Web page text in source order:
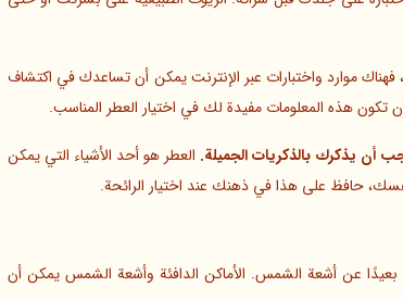
موارد واختبارات عبر الإنترنت يمكن أن تساعدك في اكتشاف
تكون هذه المعلومات مفيدة لك في اختيار العطر المناسب.
أن يذكرك بالذكريات الجميلة. العطر هو أحد الأشياء التي يمكن
حافظ على هذا في ذهنك عند اختيار الرائحة.
بعيدًا عن أشعة الشمس. الأماكن الدافئة وأشعة الشمس يمكن أن